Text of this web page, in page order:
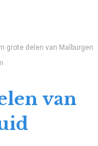
grote delen van Malburgen
van